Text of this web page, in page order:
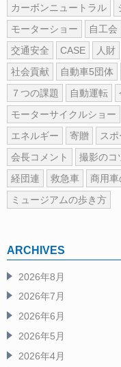
カーボンニュートラル
モーターショー
自工会
交通安全
CASE 人財
社会貢献
自動車5団体
７つの課題
自動運転
モーターサイクルショー
エネルギー
寄贈 ス
会長コメント
撮影のコ
経団連
救急車 商用
ミュージアムの歩き方
ARCHIVES
2026年8月
2026年7月
2026年6月
2026年5月
2026年4月